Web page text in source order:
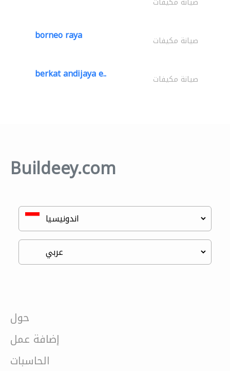
borneo raya صيانة مكيفات
berkat andijaya e.. صيانة مكيفات
Buildeey.com
حول
إضافة عمل
الحاسبات